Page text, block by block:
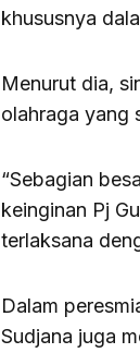
khususnya
Menurut dia,
olahraga yang
“Sebagian
keinginan Pj
terlaksana
Dalam
Sudjana juga